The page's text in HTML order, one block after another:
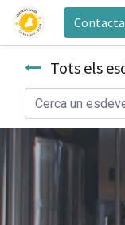
Tots els